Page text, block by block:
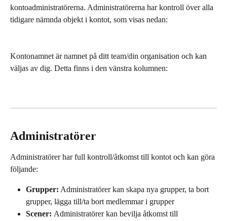
kontoadministratörerna. Administratörerna har kontroll över alla
tidigare nämnda objekt i kontot, som visas nedan:
Kontonamnet är namnet på ditt team/din organisation och kan
väljas av dig. Detta finns i den vänstra kolumnen:
Administratörer
Administratörer har full kontroll/åtkomst till kontot och kan göra
följande:
Grupper: Administratörer kan skapa nya grupper, ta bort
grupper, lägga till/ta bort medlemmar i grupper
Scener: Administratörer kan bevilja åtkomst till